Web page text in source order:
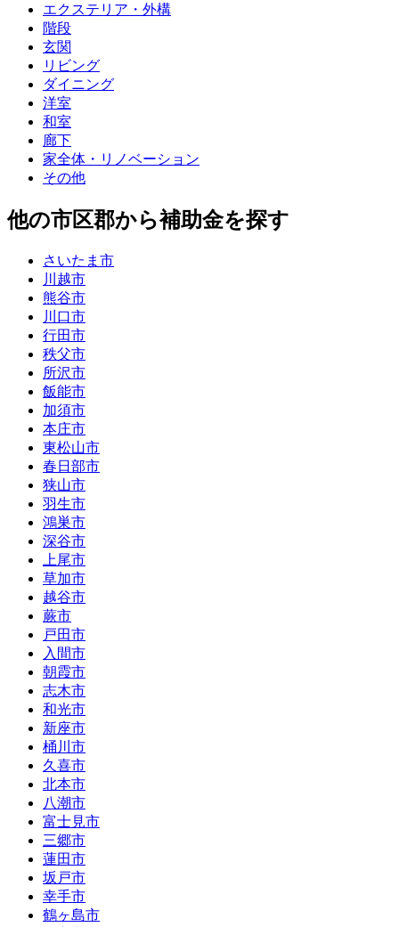
エクステリア・外構
階段
玄関
リビング
ダイニング
洋室
和室
廊下
家全体・リノベーション
その他
他の市区郡から補助金を探す
さいたま市
川越市
熊谷市
川口市
行田市
秩父市
所沢市
飯能市
加須市
本庄市
東松山市
春日部市
狭山市
羽生市
鴻巣市
深谷市
上尾市
草加市
越谷市
蕨市
戸田市
入間市
朝霞市
志木市
和光市
新座市
桶川市
久喜市
北本市
八潮市
富士見市
三郷市
蓮田市
坂戸市
幸手市
鶴ヶ島市